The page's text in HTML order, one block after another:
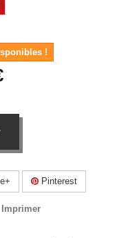
!
Pinterest
Imprimer